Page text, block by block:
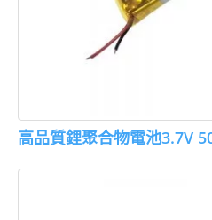
高品質鋰聚合物電池3.7V